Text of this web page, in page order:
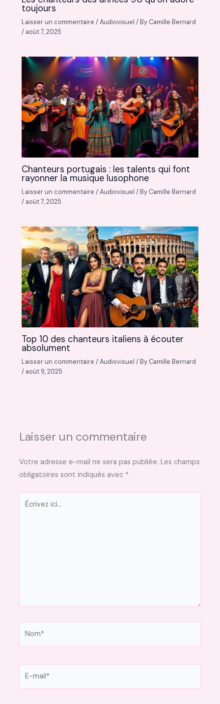
toujours
Laisser un commentaire /Audiovisuel / By Camille Bernard
/ août 7, 2025
Chanteurs portugais : les talents qui font
rayonner la musique lusophone
Laisser un commentaire /Audiovisuel / By Camille Bernard
/ août 7, 2025
Top 10 des chanteurs italiens à écouter
absolument
Laisser un commentaire /Audiovisuel / By Camille Bernard
/ août 9, 2025
Laisser un commentaire
Votre adresse e-mail ne sera pas publiée. Les champs
obligatoires sont indiqués avec *
Écrivez